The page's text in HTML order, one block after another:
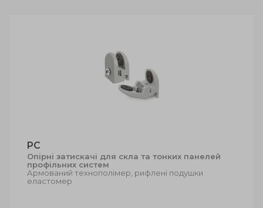
PC
Опірні затискачі для скла та тонких панелей
профільних систем
Армований технополімер, рифлені подушки
еластомер